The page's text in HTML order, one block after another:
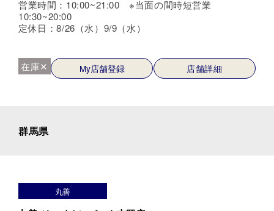
営業時間：10:00~21:00 ※当面の間時短営業
10:30~20:00
定休日：8/26（水）9/9（水）
在庫✕ My店舗登録 店舗詳細
群馬県
丸善